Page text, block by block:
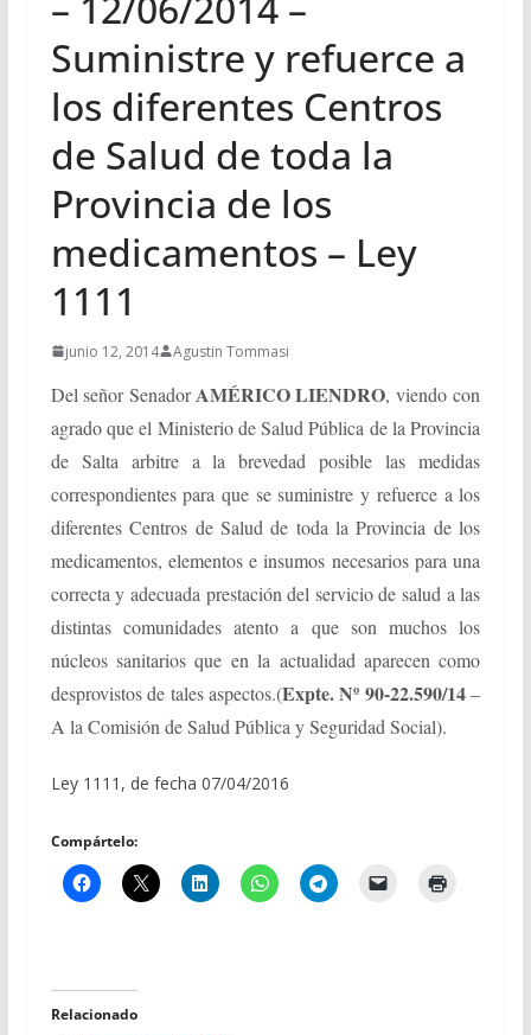
Suministre y refuerce a
los diferentes Centros
de Salud de toda la
Provincia de los
medicamentos – Ley
1111
junio 12, 2014 Agustin Tommasi
Del señor SenadorAMÉRICO LIENDRO, viendocon
agrado que el Ministerio de Salud Pública de la Provincia
de Salta arbitre a la brevedad posible las medidas
correspondientes para que se suministre y refuerce a los
diferentes Centros de Salud de toda la Provincia de los
medicamentos, elementos e insumos necesarios para una
correcta y adecuada prestación del servicio de salud a las
distintas comunidades atento a que son muchos los
núcleos sanitarios que en la actualidad aparecen como
desprovistos de tales aspectos.(Expte. Nº 90-22.590/14–
A la Comisión de Salud Pública y Seguridad Social).
Ley 1111, de fecha 07/04/2016
Compártelo:
Relacionado